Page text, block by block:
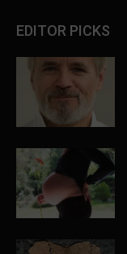
EDITOR PICKS